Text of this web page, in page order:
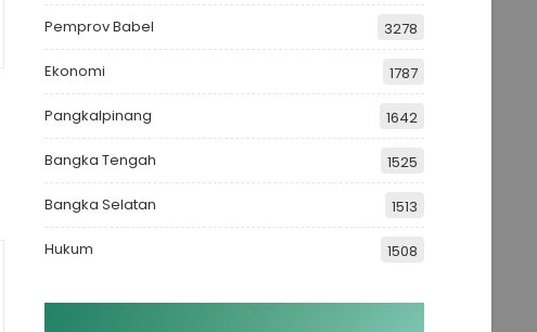
Pemprov Babel 3278
Ekonomi 1787
Pangkalpinang 1642
Bangka Tengah 1525
Bangka Selatan 1513
Hukum 1508